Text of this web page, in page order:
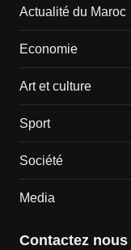
Actualité du Maroc
Economie
Art et culture
Sport
Société
Media
Contactez nous